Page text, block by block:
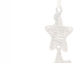
KATSO PIKANÄKYMÄ